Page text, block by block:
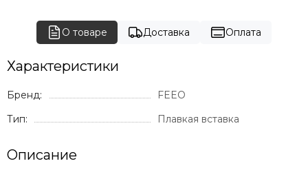
О товаре Доставка Оплата
Характеристики
Бренд:
FEEO
Тип:
Плавкая вставка
Описание